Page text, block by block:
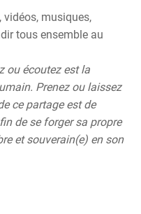
vidéos, musiques,
tous ensemble au
ou écoutez est la
Prenez ou laissez
ce partage est de
de se forger sa propre
et souverain(e) en son